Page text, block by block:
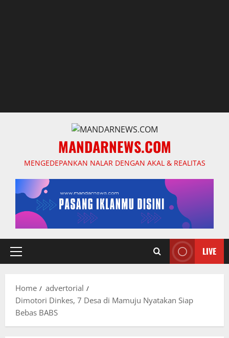
MANDARNEWS.COM
MENGEDEPANKAN NALAR DENGAN AKAL & REALITAS
Primary
LIVE
Home
advertorial
Dimotori Dinkes, 7 Desa di Mamuju Nyatakan Siap
Bebas BABS